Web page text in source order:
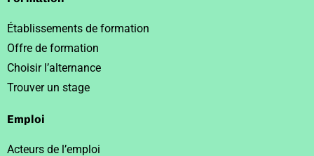
Établissements de formation
Offre de formation
Choisir l’alternance
Trouver un stage
Emploi
Acteurs de l’emploi